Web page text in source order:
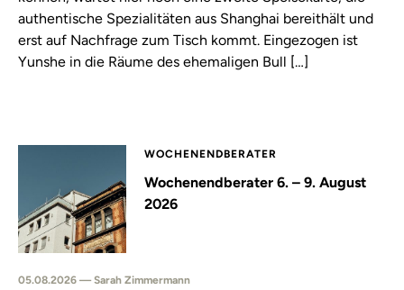
authentische Spezialitäten aus Shanghai bereithält und
erst auf Nachfrage zum Tisch kommt. Eingezogen ist
Yunshe in die Räume des ehemaligen Bull […]
WOCHENENDBERATER
Wochenendberater 6. – 9. August
2026
05.08.2026 — Sarah Zimmermann